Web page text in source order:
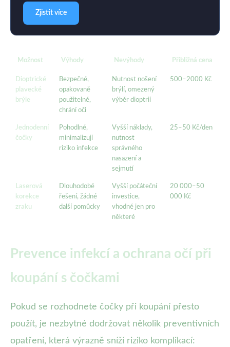
Zjistit více
Možnost Výhody Nevýhody Přibližná cena
Dioptrické
plavecké
brýle
Bezpečné,
opakovaně
použitelné,
chrání oči
Nutnost nošení
brýlí, omezený
výběr dioptrií
500–2000 Kč
Jednodenní
čočky
Pohodlné,
minimalizují
riziko infekce
Vyšší náklady,
nutnost
správného
nasazení a
sejmutí
25–50 Kč/den
Laserová
korekce
zraku
Dlouhodobé
řešení, žádné
další pomůcky
Vyšší počáteční
investice,
vhodné jen pro
některé
20 000–50
000 Kč
Prevence infekcí a ochrana očí při
koupání s čočkami
Pokud se rozhodnete čočky při koupání přesto
použít, je nezbytné dodržovat několik preventivních
opatření, která výrazně sníží riziko komplikací: